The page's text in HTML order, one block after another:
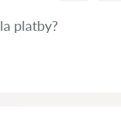
platby?